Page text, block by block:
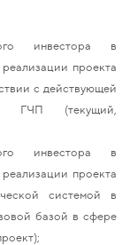
инвестора в
проекта
с действующей
ГЧП (текущий,
инвестора в
проекта
системой в
базой в сфере